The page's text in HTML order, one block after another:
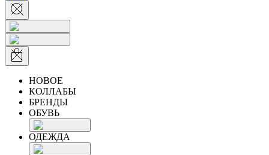
НОВОЕ
КОЛЛАБЫ
БРЕНДЫ
ОБУВЬ
ОДЕЖДА